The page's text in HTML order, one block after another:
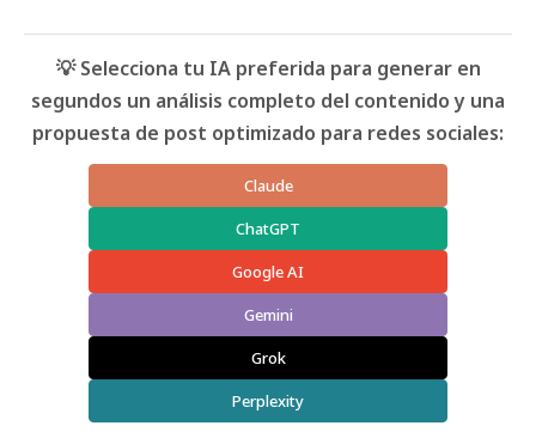
💡 Selecciona tu IA preferida para generar en
segundos un análisis completo del contenido y una
propuesta de post optimizado para redes sociales:
Claude
ChatGPT
Google AI
Gemini
Grok
Perplexity